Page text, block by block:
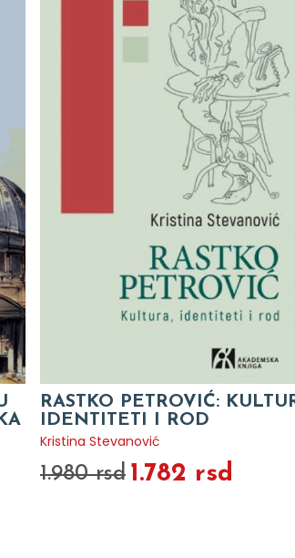
RASTKO PETROVIĆ:
IDENTITETI I ROD
Kristina Stevanović
1.980 rsd 1.782 rsd